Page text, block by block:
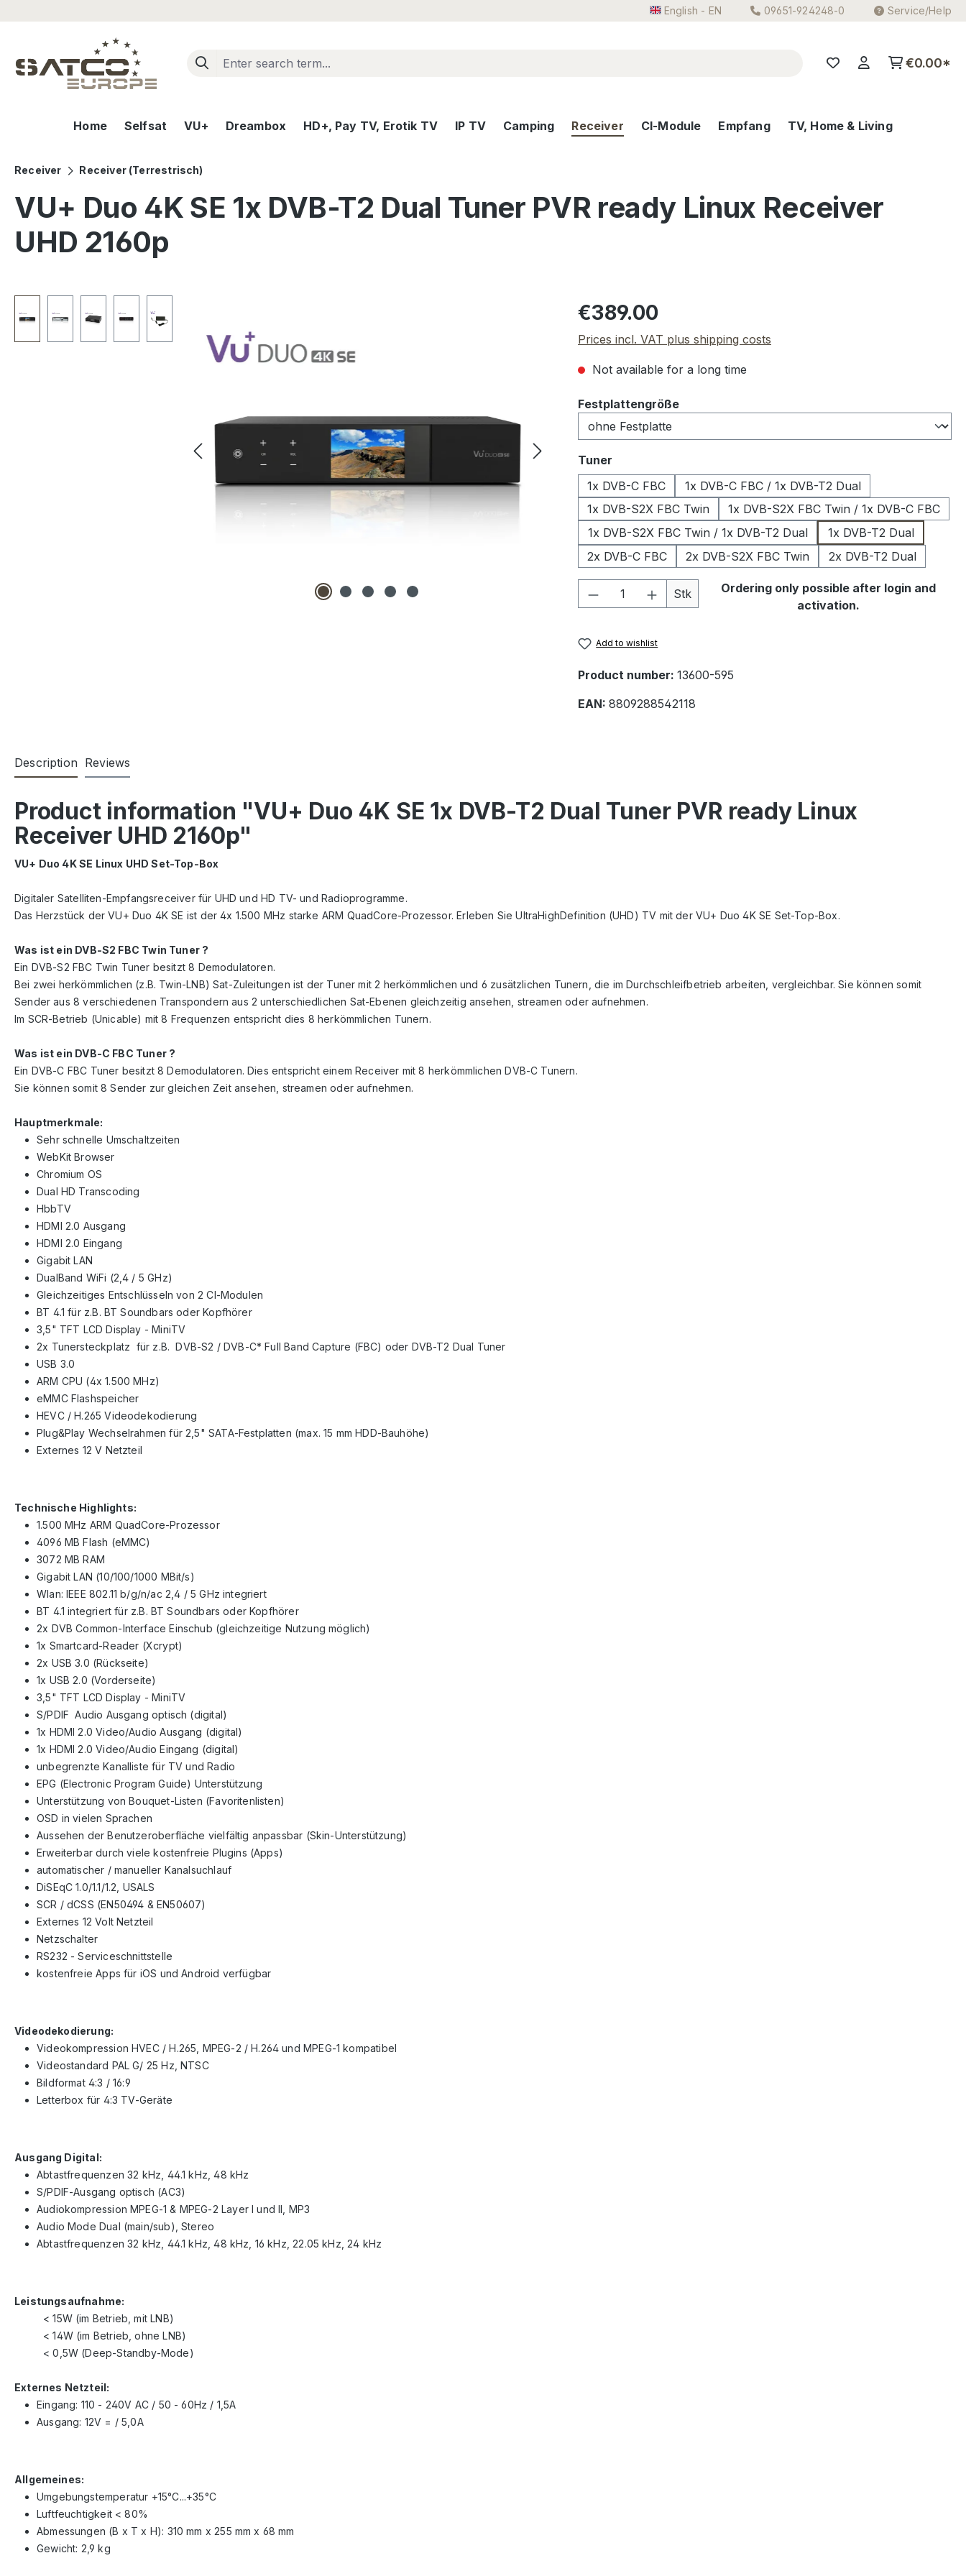
English - EN 09651-924248-0 Service/Help
€0.00*
Home Selfsat VU+ Dreambox HD+, Pay TV, Erotik TV IP TV Camping Receiver CI-Module Empfang TV, Home & Living
Receiver Receiver (Terrestrisch)
VU+ Duo 4K SE 1x DVB-T2 Dual Tuner PVR ready Linux Receiver
UHD 2160p
Regular price:
€389.00
Prices incl. VAT plus shipping costs
Not available for a long time
Select
Festplattengröße
Select
Tuner
1x DVB-C FBC
1x DVB-C FBC / 1x DVB-T2 Dual
1x DVB-S2X FBC Twin
1x DVB-S2X FBC Twin / 1x DVB-C FBC
1x DVB-S2X FBC Twin / 1x DVB-T2 Dual
1x DVB-T2 Dual
2x DVB-C FBC
2x DVB-S2X FBC Twin 2x DVB-T2 Dual
Product Quantity: Enter the desired amount
Stk
Ordering only possible after login and
activation.
Add to wishlist
Product number: 13600-595
EAN: 8809288542118
Description Reviews
Product information "VU+ Duo 4K SE 1x DVB-T2 Dual Tuner PVR ready Linux
Receiver UHD 2160p"
VU+ Duo 4K SE Linux UHD Set-Top-Box
Digitaler Satelliten-Empfangsreceiver für UHD und HD TV- und Radioprogramme.
Das Herzstück der VU+ Duo 4K SE ist der 4x 1.500 MHz starke ARM QuadCore-Prozessor. Erleben Sie UltraHighDefinition (UHD) TV mit der VU+ Duo 4K SE Set-Top-Box.
Was ist ein DVB-S2 FBC Twin Tuner ?
Ein DVB-S2 FBC Twin Tuner besitzt 8 Demodulatoren.
Bei zwei herkömmlichen (z.B. Twin-LNB) Sat-Zuleitungen ist der Tuner mit 2 herkömmlichen und 6 zusätzlichen Tunern, die im Durchschleifbetrieb arbeiten, vergleichbar. Sie können somit
Sender aus 8 verschiedenen Transpondern aus 2 unterschiedlichen Sat-Ebenen gleichzeitig ansehen, streamen oder aufnehmen.
Im SCR-Betrieb (Unicable) mit 8 Frequenzen entspricht dies 8 herkömmlichen Tunern.
Was ist ein DVB-C FBC Tuner ?
Ein DVB-C FBC Tuner besitzt 8 Demodulatoren. Dies entspricht einem Receiver mit 8 herkömmlichen DVB-C Tunern.
Sie können somit 8 Sender zur gleichen Zeit ansehen, streamen oder aufnehmen.
Hauptmerkmale:
Sehr schnelle Umschaltzeiten
WebKit Browser
Chromium OS
Dual HD Transcoding
HbbTV
HDMI 2.0 Ausgang
HDMI 2.0 Eingang
Gigabit LAN
DualBand WiFi (2,4 / 5 GHz)
Gleichzeitiges Entschlüsseln von 2 CI-Modulen
BT 4.1 für z.B. BT Soundbars oder Kopfhörer
3,5" TFT LCD Display - MiniTV
2x Tunersteckplatz für z.B. DVB-S2 / DVB-C* Full Band Capture (FBC) oder DVB-T2 Dual Tuner
USB 3.0
ARM CPU (4x 1.500 MHz)
eMMC Flashspeicher
HEVC / H.265 Videodekodierung
Plug&Play Wechselrahmen für 2,5" SATA-Festplatten (max. 15 mm HDD-Bauhöhe)
Externes 12 V Netzteil
Technische Highlights:
1.500 MHz ARM QuadCore-Prozessor
4096 MB Flash (eMMC)
3072 MB RAM
Gigabit LAN (10/100/1000 MBit/s)
Wlan: IEEE 802.11 b/g/n/ac 2,4 / 5 GHz integriert
BT 4.1 integriert für z.B. BT Soundbars oder Kopfhörer
2x DVB Common-Interface Einschub (gleichzeitige Nutzung möglich)
1x Smartcard-Reader (Xcrypt)
2x USB 3.0 (Rückseite)
1x USB 2.0 (Vorderseite)
3,5" TFT LCD Display - MiniTV
S/PDIF Audio Ausgang optisch (digital)
1x HDMI 2.0 Video/Audio Ausgang (digital)
1x HDMI 2.0 Video/Audio Eingang (digital)
unbegrenzte Kanalliste für TV und Radio
EPG (Electronic Program Guide) Unterstützung
Unterstützung von Bouquet-Listen (Favoritenlisten)
OSD in vielen Sprachen
Aussehen der Benutzeroberfläche vielfältig anpassbar (Skin-Unterstützung)
Erweiterbar durch viele kostenfreie Plugins (Apps)
automatischer / manueller Kanalsuchlauf
DiSEqC 1.0/1.1/1.2, USALS
SCR / dCSS (EN50494 & EN50607)
Externes 12 Volt Netzteil
Netzschalter
RS232 - Serviceschnittstelle
kostenfreie Apps für iOS und Android verfügbar
Videodekodierung:
Videokompression HVEC / H.265, MPEG-2 / H.264 und MPEG-1 kompatibel
Videostandard PAL G/ 25 Hz, NTSC
Bildformat 4:3 / 16:9
Letterbox für 4:3 TV-Geräte
Ausgang Digital:
Abtastfrequenzen 32 kHz, 44.1 kHz, 48 kHz
S/PDIF-Ausgang optisch (AC3)
Audiokompression MPEG-1 & MPEG-2 Layer I und II, MP3
Audio Mode Dual (main/sub), Stereo
Abtastfrequenzen 32 kHz, 44.1 kHz, 48 kHz, 16 kHz, 22.05 kHz, 24 kHz
Leistungsaufnahme:
< 15W (im Betrieb, mit LNB)
< 14W (im Betrieb, ohne LNB)
< 0,5W (Deep-Standby-Mode)
Externes Netzteil:
Eingang: 110 - 240V AC / 50 - 60Hz / 1,5A
Ausgang: 12V = / 5,0A
Allgemeines:
Umgebungstemperatur +15°C...+35°C
Luftfeuchtigkeit < 80%
Abmessungen (B x T x H): 310 mm x 255 mm x 68 mm
Gewicht: 2,9 kg